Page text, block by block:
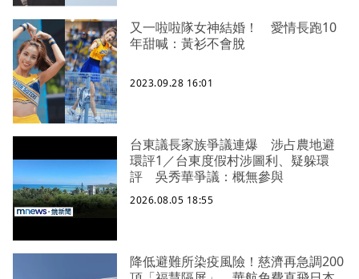
又一啦啦隊女神結婚！ 愛情長跑10
年甜喊：黃衫不會脫
2023.09.28 16:01
台東議長家族爭議連爆 涉占農地避
環評1／台東度假村涉圖利、疑躲環
評 吳秀華爭議：概無參與
2026.08.05 18:55
降低避難所染疫風險！慈濟再急調200